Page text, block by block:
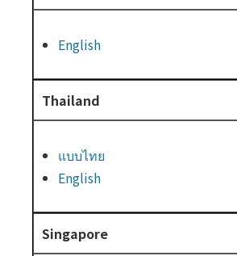
English
Thailand
แบบไทย
English
Singapore